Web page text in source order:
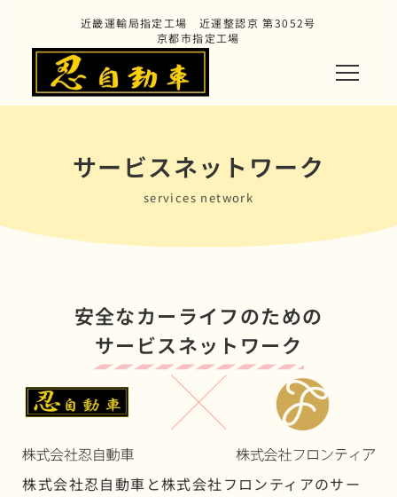
近畿運輸局指定工場 近運整認京 第3052号
京都市指定工場
サービスネットワーク
services network
安全なカーライフのための
サービスネットワーク
株式会社忍自動車と株式会社フロンティアのサー